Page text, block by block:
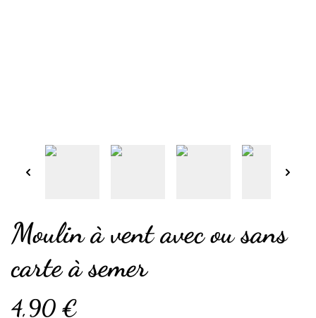
Moulin à vent avec ou sans
carte à semer
4,90 €